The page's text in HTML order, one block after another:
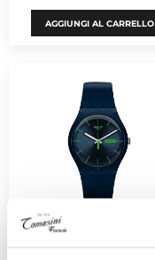
AGGIUNGI AL CARRELLO